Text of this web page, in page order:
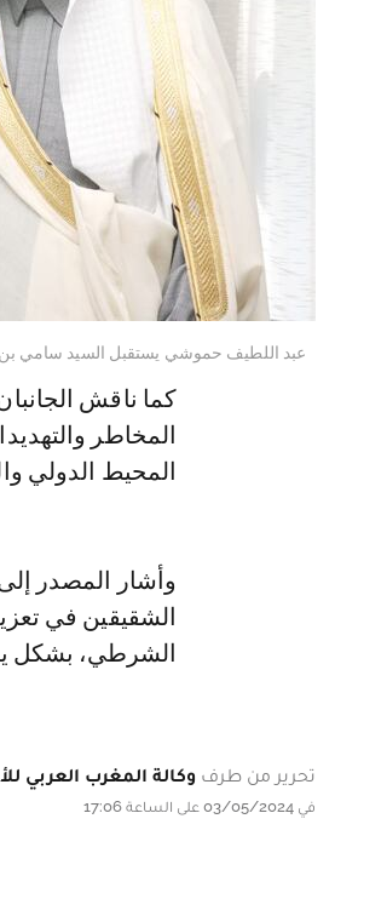
عبد اللطيف حموشي يستقبل السيد سامي بن
كما ناقش
المخاطر
المحيط الدولي
وأشار المصدر إلى
الشقيقين في
الشرطي، بشكل
تحرير من طرف وكالة المغرب العربي
في 03/05/2024 على الساعة 17:06